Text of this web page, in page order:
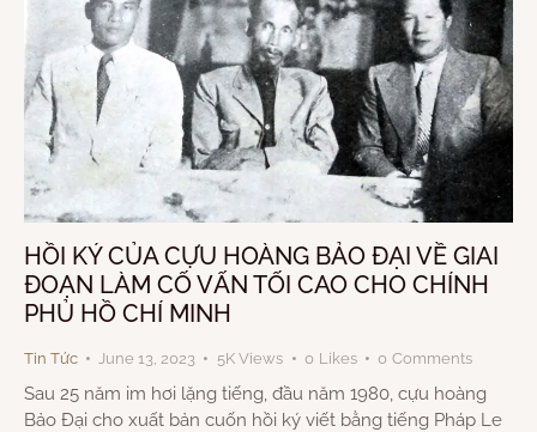
HỒI KÝ CỦA CỰU HOÀNG BẢO ĐẠI VỀ GIAI
ĐOẠN LÀM CỐ VẤN TỐI CAO CHO CHÍNH
PHỦ HỒ CHÍ MINH
Tin Tức June 13, 2023 5K Views 0 Likes 0 Comments
Sau 25 năm im hơi lặng tiếng, đầu năm 1980, cựu hoàng
Bảo Đại cho xuất bản cuốn hồi ký viết bằng tiếng Pháp Le